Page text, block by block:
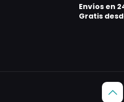
Envíos en
Gratis